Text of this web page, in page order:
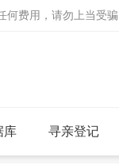
费用，请勿上当受骗
库 寻亲登记